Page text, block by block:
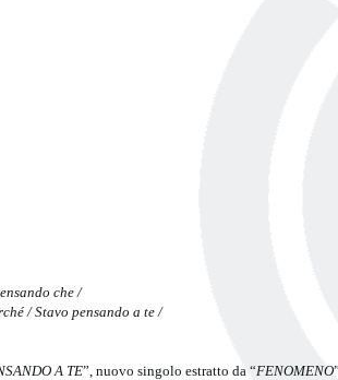
che /
/ Stavo pensando a te /
A TE”, nuovo singolo estratto da “FENOMENO